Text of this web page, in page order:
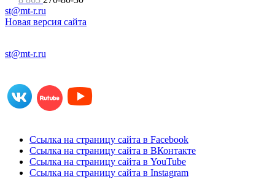
st@mt-r.ru
Новая версия сайта
st@mt-r.ru
Ссылка на страницу сайта в Facebook
Ссылка на страницу сайта в ВКонтакте
Ссылка на страницу сайта в YouTube
Ссылка на страницу сайта в Instagram